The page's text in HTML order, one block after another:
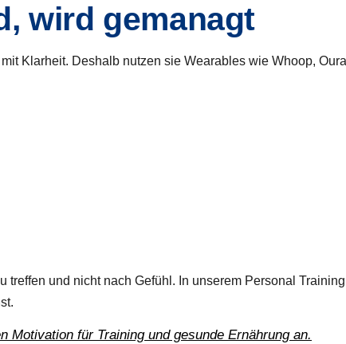
wird gemanagt
Klarheit. Deshalb nutzen sie Wearables wie Whoop,
und nicht nach Gefühl. In unserem Personal
Motivation für Training und gesunde Ernährung an.